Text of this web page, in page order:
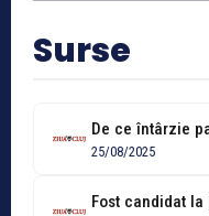
Surse
25/08/2025